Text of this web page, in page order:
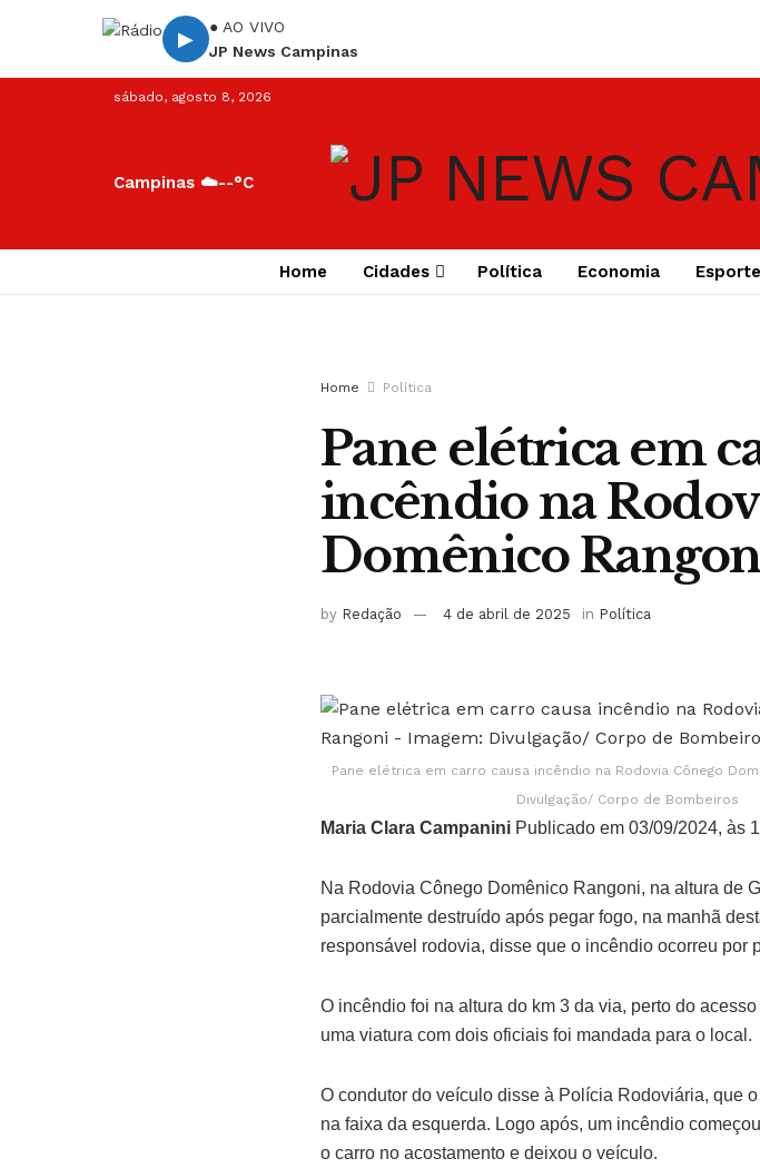
▶
● AO VIVO
JP News Campinas
sábado, agosto 8, 2026
Campinas ☁️--°C
Home Cidades Política Economia Esporte
Home Política
Pane elétrica em
incêndio na
Domênico
by Redação 4 de abril de 2025 in Política
Pane elétrica em carro causa incêndio na Rodovia Cônego
Divulgação/ Corpo de Bombeiros
Maria Clara Campanini Publicado em 03/09/2024, às
Na Rodovia Cônego Domênico Rangoni, na altura de
parcialmente destruído após pegar fogo, na manhã
responsável rodovia, disse que o incêndio ocorreu por
O incêndio foi na altura do km 3 da via, perto do
uma viatura com dois oficiais foi mandada para o local.
O condutor do veículo disse à Polícia Rodoviária, que
na faixa da esquerda. Logo após, um incêndio
o carro no acostamento e deixou o veículo.